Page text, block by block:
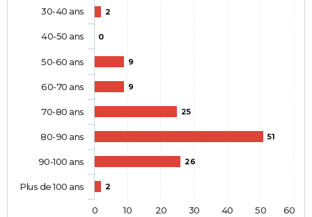
2
0
9
9
25
51
26
2
30-40 ans
40-50 ans
50-60 ans
60-70 ans
70-80 ans
80-90 ans
90-100 ans
Plus de 100 ans
0 10 20 30 40 50 60